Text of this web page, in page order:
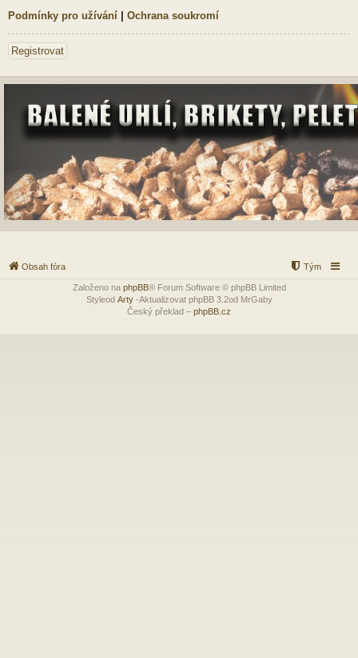
Podmínky pro užívání | Ochrana soukromí
Registrovat
Obsah fóra Tým
Založeno na phpBB® Forum Software © phpBB Limited
Styleod Arty-Aktualizovat phpBB 3.2od MrGaby
Český překlad – phpBB.cz